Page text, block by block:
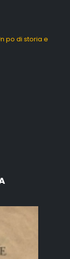
po di storia e